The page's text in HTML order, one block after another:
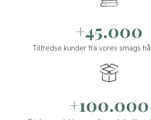
+45.000
Tilfredse kunder fra vores smags
+100.000